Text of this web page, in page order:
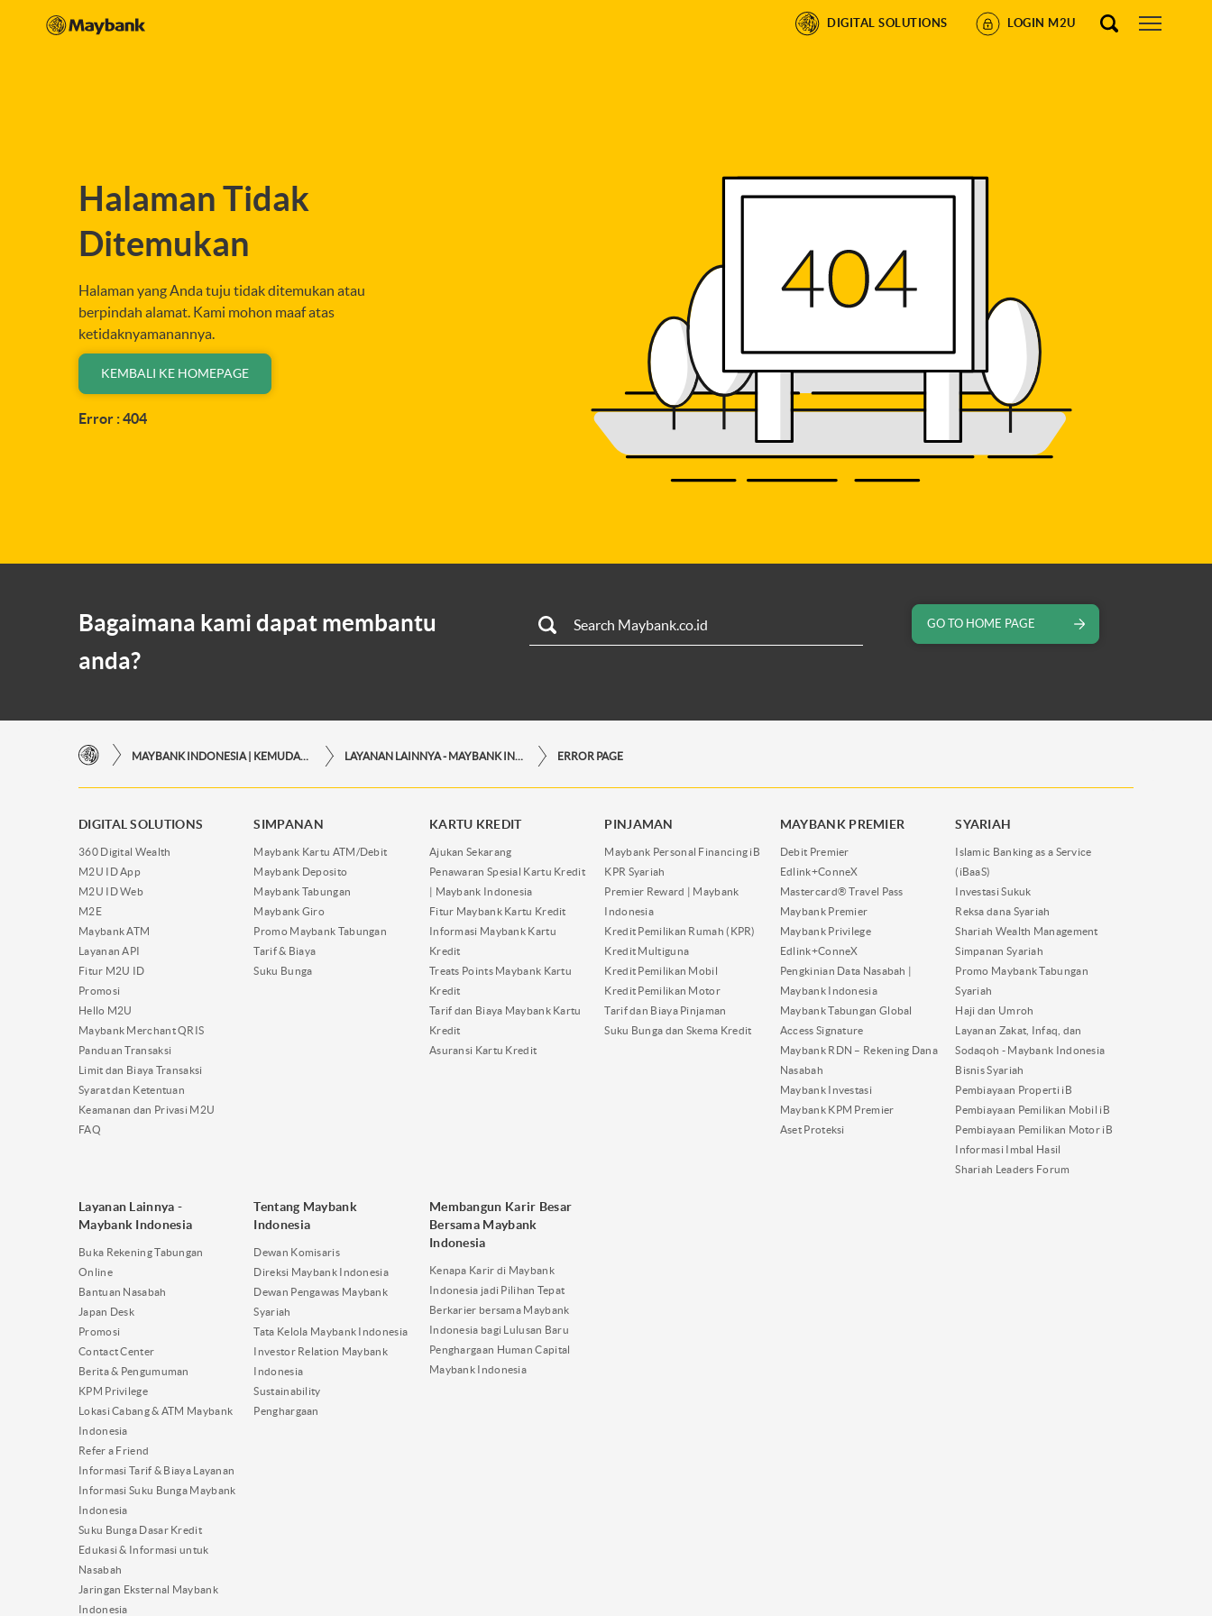
DIGITAL SOLUTIONS LOGIN M2U
Halaman Tidak
Ditemukan
Halaman yang Anda tuju tidak ditemukan atau
berpindah alamat. Kami mohon maaf atas
ketidaknyamanannya.
KEMBALI KE HOMEPAGE
Error : 404
Bagaimana kami dapat membantu
anda?
GO TO HOME PAGE
ERROR PAGE
DIGITAL SOLUTIONS
360 Digital Wealth
M2U ID App
M2U ID Web
M2E
Maybank ATM
Layanan API
Fitur M2U ID
Promosi
Hello M2U
Maybank Merchant QRIS
Panduan Transaksi
Limit dan Biaya Transaksi
Syarat dan Ketentuan
Keamanan dan Privasi M2U
FAQ
SIMPANAN
Maybank Kartu ATM/Debit
Maybank Deposito
Maybank Tabungan
Maybank Giro
Promo Maybank Tabungan
Tarif & Biaya
Suku Bunga
KARTU KREDIT
Ajukan Sekarang
Penawaran Spesial Kartu Kredit
| Maybank Indonesia
Fitur Maybank Kartu Kredit
Informasi Maybank Kartu
Kredit
Treats Points Maybank Kartu
Kredit
Tarif dan Biaya Maybank Kartu
Kredit
Asuransi Kartu Kredit
PINJAMAN
Maybank Personal Financing iB
KPR Syariah
Premier Reward | Maybank
Indonesia
Kredit Pemilikan Rumah (KPR)
Kredit Multiguna
Kredit Pemilikan Mobil
Kredit Pemilikan Motor
Tarif dan Biaya Pinjaman
Suku Bunga dan Skema Kredit
MAYBANK PREMIER
Debit Premier
Edlink+ConneX
Mastercard® Travel Pass
Maybank Premier
Maybank Privilege
Edlink+ConneX
Pengkinian Data Nasabah |
Maybank Indonesia
Maybank Tabungan Global
Access Signature
Maybank RDN – Rekening Dana
Nasabah
Maybank Investasi
Maybank KPM Premier
Aset Proteksi
SYARIAH
Islamic Banking as a Service
(iBaaS)
Investasi Sukuk
Reksa dana Syariah
Shariah Wealth Management
Simpanan Syariah
Promo Maybank Tabungan
Syariah
Haji dan Umroh
Layanan Zakat, Infaq, dan
Sodaqoh - Maybank Indonesia
Bisnis Syariah
Pembiayaan Properti iB
Pembiayaan Pemilikan Mobil iB
Pembiayaan Pemilikan Motor iB
Informasi Imbal Hasil
Shariah Leaders Forum
Layanan Lainnya -
Maybank Indonesia
Buka Rekening Tabungan
Online
Bantuan Nasabah
Japan Desk
Promosi
Contact Center
Berita & Pengumuman
KPM Privilege
Lokasi Cabang & ATM Maybank
Indonesia
Refer a Friend
Informasi Tarif & Biaya Layanan
Informasi Suku Bunga Maybank
Indonesia
Suku Bunga Dasar Kredit
Edukasi & Informasi untuk
Nasabah
Jaringan Eksternal Maybank
Indonesia
Tentang Maybank
Indonesia
Dewan Komisaris
Direksi Maybank Indonesia
Dewan Pengawas Maybank
Syariah
Tata Kelola Maybank Indonesia
Investor Relation Maybank
Indonesia
Sustainability
Penghargaan
Membangun Karir Besar
Bersama Maybank
Indonesia
Kenapa Karir di Maybank
Indonesia jadi Pilihan Tepat
Berkarier bersama Maybank
Indonesia bagi Lulusan Baru
Penghargaan Human Capital
Maybank Indonesia